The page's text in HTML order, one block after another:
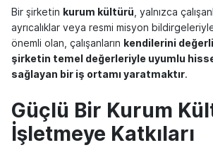
Bir şirketin kurum kültürü, yalnızca
ayrıcalıklar veya resmi misyon bildirgeleriyle
önemli olan, çalışanların kendilerini
şirketin temel değerleriyle uyumlu
sağlayan bir iş ortamı yaratmaktır.
Güçlü Bir Kurum
İşletmeye Katkıları